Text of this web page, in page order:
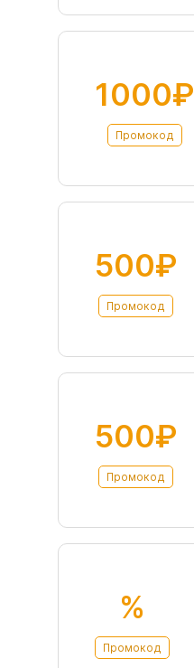
1000₽
Промокод
500₽
Промокод
500₽
Промокод
%
Промокод